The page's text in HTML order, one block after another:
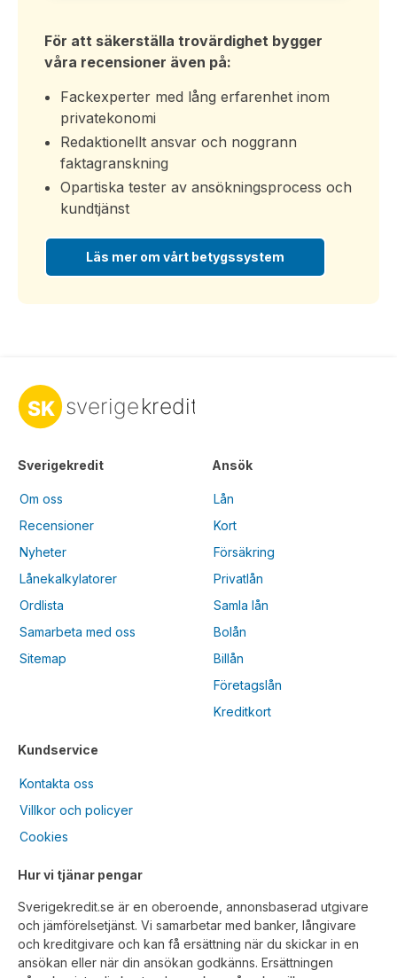
För att säkerställa trovärdighet bygger
våra recensioner även på:
Fackexperter med lång erfarenhet inom
privatekonomi
Redaktionellt ansvar och noggrann
faktagranskning
Opartiska tester av ansökningsprocess och
kundtjänst
Läs mer om vårt betygssystem
Sverigekredit
Om oss
Recensioner
Nyheter
Lånekalkylatorer
Ordlista
Samarbeta med oss
Sitemap
Kundservice
Kontakta oss
Villkor och policyer
Cookies
Ansök
Lån
Kort
Försäkring
Privatlån
Samla lån
Bolån
Billån
Företagslån
Kreditkort
Hur vi tjänar pengar
Sverigekredit.se är en oberoende, annonsbaserad utgivare
och jämförelsetjänst. Vi samarbetar med banker, långivare
och kreditgivare och kan få ersättning när du skickar in en
ansökan eller när din ansökan godkänns. Ersättningen